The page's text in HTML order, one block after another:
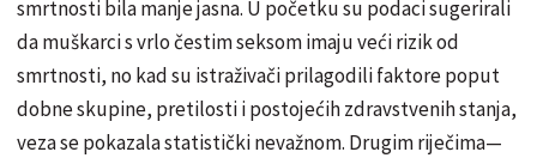
smrtnosti bila manje jasna. U početku su podaci sugerirali
da muškarci s vrlo čestim seksom imaju veći rizik od
smrtnosti, no kad su istraživači prilagodili faktore poput
dobne skupine, pretilosti i postojećih zdravstvenih stanja,
veza se pokazala statistički nevažnom. Drugim riječima—